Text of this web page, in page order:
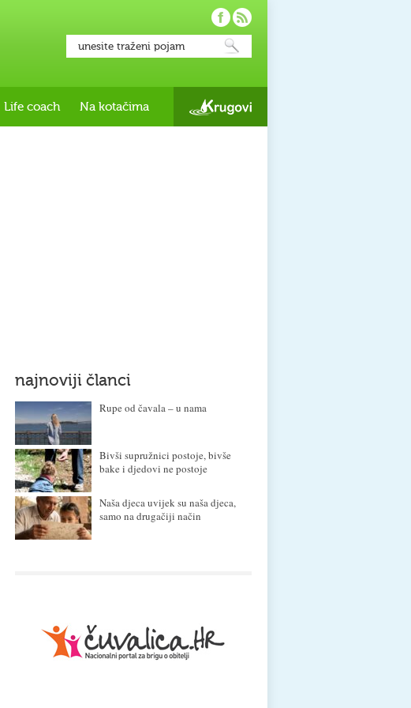
Life coach Na kotačima
najnoviji članci
Rupe od čavala – u nama
Bivši supružnici postoje, bivše
bake i djedovi ne postoje
Naša djeca uvijek su naša djeca,
samo na drugačiji način